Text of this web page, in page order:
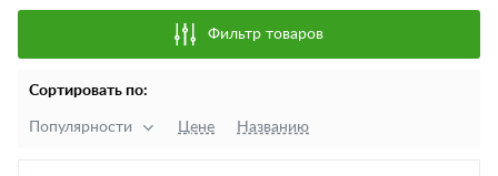
Фильтр товаров
Сортировать по:
Популярности Цене Названию